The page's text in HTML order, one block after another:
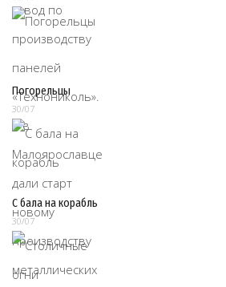
Погорельцы
30/07
С бала на корабль
30/07